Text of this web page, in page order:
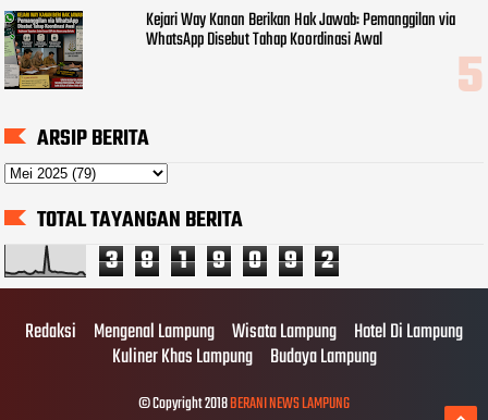
Kejari Way Kanan Berikan Hak Jawab: Pemanggilan via
WhatsApp Disebut Tahap Koordinasi Awal
ARSIP BERITA
TOTAL TAYANGAN BERITA
3 8 1 9 0 9 2
Redaksi Mengenal Lampung Wisata Lampung Hotel Di Lampung
Kuliner Khas Lampung Budaya Lampung
© Copyright 2018BERANI NEWS LAMPUNG